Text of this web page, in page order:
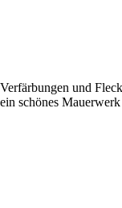
Verfärbungen und
ein schönes Mauerwerk